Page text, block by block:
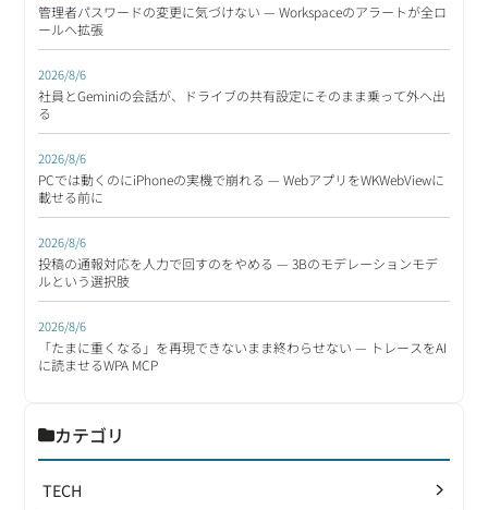
管理者パスワードの変更に気づけない — Workspaceのアラートが全ロ
ールへ拡張
2026/8/6
社員とGeminiの会話が、ドライブの共有設定にそのまま乗って外へ出
る
2026/8/6
PCでは動くのにiPhoneの実機で崩れる — WebアプリをWKWebViewに
載せる前に
2026/8/6
投稿の通報対応を人力で回すのをやめる — 3Bのモデレーションモデ
ルという選択肢
2026/8/6
「たまに重くなる」を再現できないまま終わらせない — トレースをAI
に読ませるWPA MCP
カテゴリ
TECH